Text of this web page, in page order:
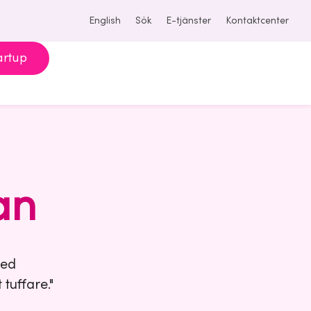
English Sök E-tjänster Kontaktcenter